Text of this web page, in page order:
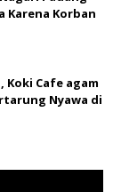
Karena Korban
Cafe agam
Nyawa di